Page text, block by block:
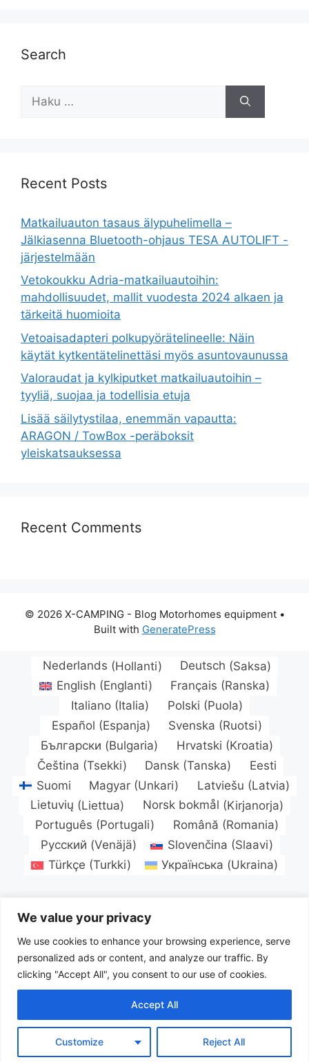
We value your privacy
We use cookies to enhance your browsing experience, serve
personalized ads or content, and analyze our traffic. By
clicking "Accept All", you consent to our use of cookies.
Customize Reject All
Accept All
Search
Recent Posts
Matkailuauton tasaus älypuhelimella –
Jälkiasenna Bluetooth-ohjaus TESA AUTOLIFT -
järjestelmään
Vetokoukku Adria-matkailuautoihin:
mahdollisuudet, mallit vuodesta 2024 alkaen ja
tärkeitä huomioita
Vetoaisadapteri polkupyörätelineelle: Näin
käytät kytkentätelinettäsi myös asuntovaunussa
Valoraudat ja kylkiputket matkailuautoihin –
tyyliä, suojaa ja todellisia etuja
Lisää säilytystilaa, enemmän vapautta:
ARAGON / TowBox -peräboksit
yleiskatsauksessa
Recent Comments
© 2026 X-CAMPING - Blog Motorhomes equipment•
Built with GeneratePress
Nederlands (Hollanti) Deutsch (Saksa)
English (Englanti) Français (Ranska)
Italiano (Italia) Polski (Puola)
Español (Espanja) Svenska (Ruotsi)
Български (Bulgaria) Hrvatski (Kroatia)
Čeština (Tsekki) Dansk (Tanska)
Eesti
Suomi
Magyar (Unkari) Latviešu (Latvia)
Lietuvių (Liettua) Norsk bokmål (Kirjanorja)
Português (Portugali) Română (Romania)
Русский (Venäjä) Slovenčina (Slaavi)
Türkçe (Turkki) Українська (Ukraina)